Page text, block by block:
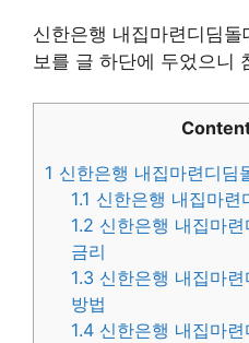
신한은행 내집마련디딤
보를 글 하단에 두었으니
1 신한은행 내집마련디딤
1.1 신한은행 내집마련
1.2 신한은행 내집마
금리
1.3 신한은행 내집마
방법
1.4 신한은행 내집마